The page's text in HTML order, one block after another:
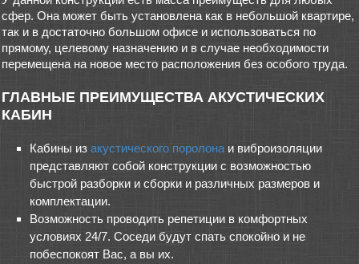
сфер. Она может быть установлена как в небольшой квартире,
так и в достаточно большом офисе и использоваться по
прямому, целевому назначению и в случае необходимости
перемещена на новое место расположения без особого труда.
ГЛАВНЫЕ ПРЕИМУЩЕСТВА АКУСТИЧЕСКИХ
КАБИН
Кабины изакустического поролона и виброизоляции
представляют собой конструкции с возможностью
быстрой разборки и сборки и различных размеров и
комплектации.
Возможность проводить репетиции в комфортных
условиях 24/7. Соседи будут спать спокойно и не
побеспокоят Вас, а вы их.